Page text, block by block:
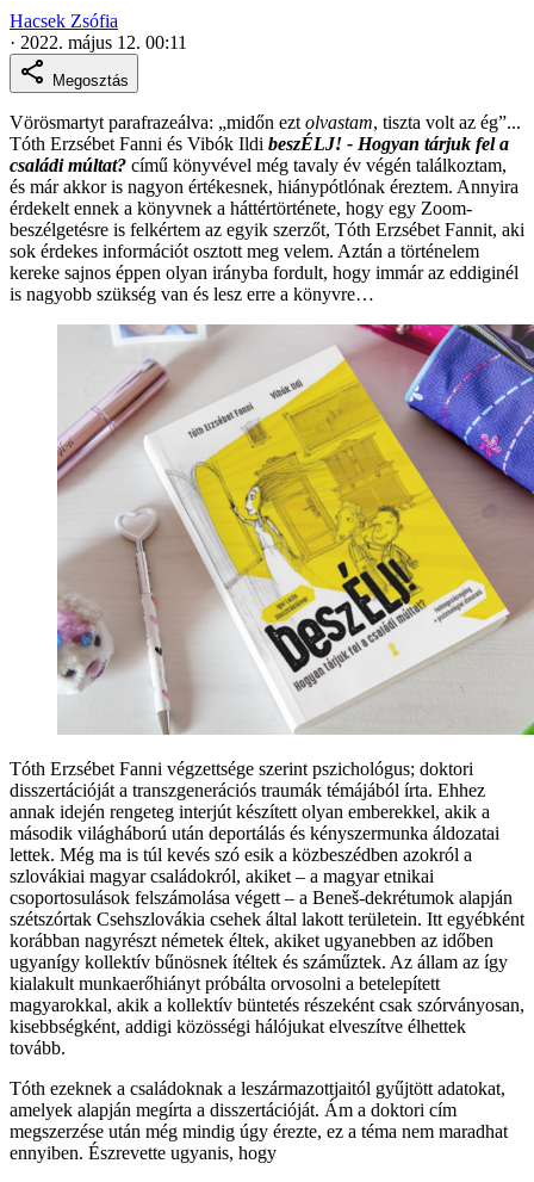
Hacsek Zsófia
· 2022. május 12. 00:11
Megosztás
Vörösmartyt parafrazeálva: „midőn ezt olvastam, tiszta volt az ég”...
Tóth Erzsébet Fanni és Vibók Ildi beszÉLJ! - Hogyan tárjuk fel a
családi múltat? című könyvével még tavaly év végén találkoztam,
és már akkor is nagyon értékesnek, hiánypótlónak éreztem. Annyira
érdekelt ennek a könyvnek a háttértörténete, hogy egy Zoom-
beszélgetésre is felkértem az egyik szerzőt, Tóth Erzsébet Fannit, aki
sok érdekes információt osztott meg velem. Aztán a történelem
kereke sajnos éppen olyan irányba fordult, hogy immár az eddiginél
is nagyobb szükség van és lesz erre a könyvre…
Tóth Erzsébet Fanni végzettsége szerint pszichológus; doktori
disszertációját a transzgenerációs traumák témájából írta. Ehhez
annak idején rengeteg interjút készített olyan emberekkel, akik a
második világháború után deportálás és kényszermunka áldozatai
lettek. Még ma is túl kevés szó esik a közbeszédben azokról a
szlovákiai magyar családokról, akiket – a magyar etnikai
csoportosulások felszámolása végett – a Beneš-dekrétumok alapján
szétszórtak Csehszlovákia csehek által lakott területein. Itt egyébként
korábban nagyrészt németek éltek, akiket ugyanebben az időben
ugyanígy kollektív bűnösnek ítéltek és száműztek. Az állam az így
kialakult munkaerőhiányt próbálta orvosolni a betelepített
magyarokkal, akik a kollektív büntetés részeként csak szórványosan,
kisebbségként, addigi közösségi hálójukat elveszítve élhettek
tovább.
Tóth ezeknek a családoknak a leszármazottjaitól gyűjtött adatokat,
amelyek alapján megírta a disszertációját. Ám a doktori cím
megszerzése után még mindig úgy érezte, ez a téma nem maradhat
ennyiben. Észrevette ugyanis, hogy